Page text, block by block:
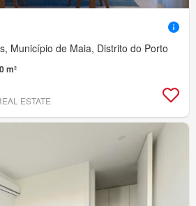
Município de Maia, Distrito do Porto
m²
ESTATE